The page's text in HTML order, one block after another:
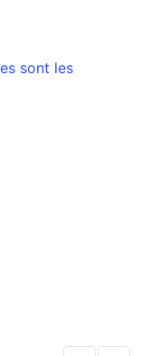
sont les